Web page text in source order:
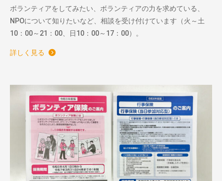
ボランティアをしてみたい、ボランティアの力を求めている、
NPOについて知りたいなど、相談を受け付けています（火～土
10：00～21：00、日10：00～17：00）。
詳しく見る